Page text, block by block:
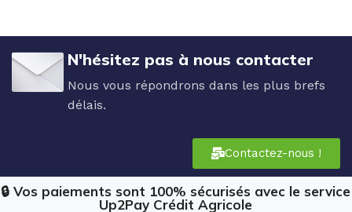
N'hésitez pas à nous contacter
Nous vous répondrons dans les plus brefs
délais.
Contactez-nous !
🔒 Vos paiements sont 100% sécurisés avec le service
Up2Pay Crédit Agricole